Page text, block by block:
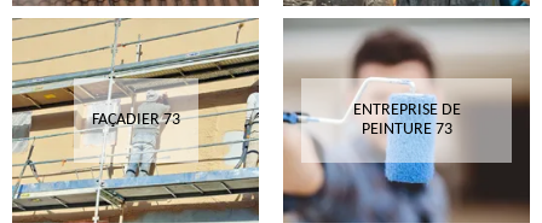
FAÇADIER 73
ENTREPRISE DE
PEINTURE 73